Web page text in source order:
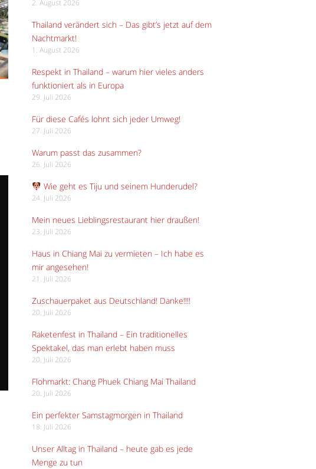
2. August 2026
Thailand verändert sich – Das gibt’s jetzt auf dem
Nachtmarkt!
1. August 2026
Respekt in Thailand – warum hier vieles anders
funktioniert als in Europa
29. Juli 2026
Für diese Cafés lohnt sich jeder Umweg!
27. Juli 2026
Warum passt das zusammen?
26. Juli 2026
Wie geht es Tiju und seinem Hunderudel?
24. Juli 2026
Mein neues Lieblingsrestaurant hier draußen!
23. Juli 2026
Haus in Chiang Mai zu vermieten – Ich habe es
mir angesehen!
21. Juli 2026
Zuschauerpaket aus Deutschland! Danke!!!!
20. Juli 2026
Raketenfest in Thailand – Ein traditionelles
Spektakel, das man erlebt haben muss
20. Juli 2026
Flohmarkt: Chang Phuek Chiang Mai Thailand
20. Juli 2026
Ein perfekter Samstagmorgen in Thailand
18. Juli 2026
Unser Alltag in Thailand – heute gab es jede
Menge zu tun